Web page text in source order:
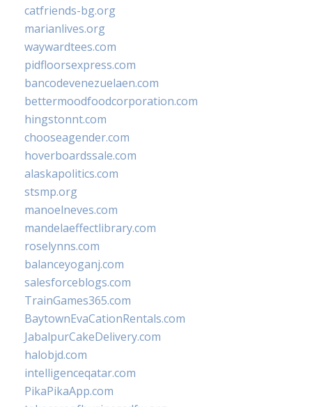
catfriends-bg.org
marianlives.org
waywardtees.com
pidfloorsexpress.com
bancodevenezuelaen.com
bettermoodfoodcorporation.com
hingstonnt.com
chooseagender.com
hoverboardssale.com
alaskapolitics.com
stsmp.org
manoelneves.com
mandelaeffectlibrary.com
roselynns.com
balanceyoganj.com
salesforceblogs.com
TrainGames365.com
BaytownEvaCationRentals.com
JabalpurCakeDelivery.com
halobjd.com
intelligenceqatar.com
PikaPikaApp.com